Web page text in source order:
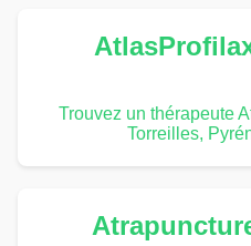
Trouvez un thérapeute
Torreilles,